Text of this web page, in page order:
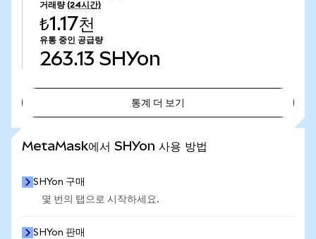
거래량 (24시간)
₺1.17천
유통 중인 공급량
263.13 SHYon
통계 더 보기
MetaMask에서 SHYon 사용 방법
SHYon 구매
몇 번의 탭으로 시작하세요.
SHYon 판매